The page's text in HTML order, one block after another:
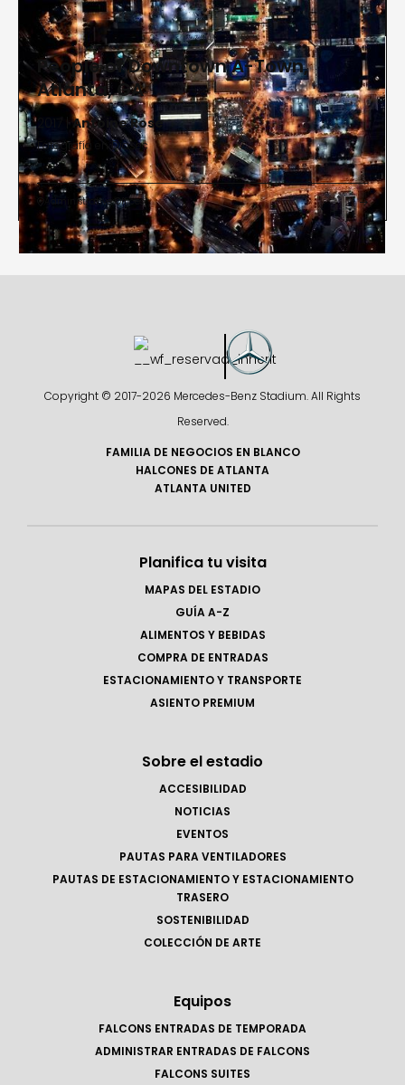
People of Downtown A-Town,
Atlanta, GA
2017 |Antoine Rose
Fotografía en Diasec
 Administrative Offices 
Copyright © 2017-2026 Mercedes-Benz Stadium. All Rights
Reserved.
FAMILIA DE NEGOCIOS EN BLANCO
HALCONES DE ATLANTA
ATLANTA UNITED
Planifica tu visita
MAPAS DEL ESTADIO
GUÍA A-Z
ALIMENTOS Y BEBIDAS
COMPRA DE ENTRADAS
ESTACIONAMIENTO Y TRANSPORTE
ASIENTO PREMIUM
Sobre el estadio
ACCESIBILIDAD
NOTICIAS
EVENTOS
PAUTAS PARA VENTILADORES
PAUTAS DE ESTACIONAMIENTO Y ESTACIONAMIENTO
TRASERO
SOSTENIBILIDAD
COLECCIÓN DE ARTE
Equipos
FALCONS ENTRADAS DE TEMPORADA
ADMINISTRAR ENTRADAS DE FALCONS
FALCONS SUITES